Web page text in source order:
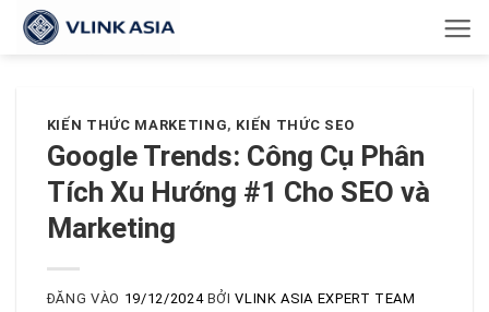
Bỏ
qua
KIẾN THỨC MARKETING, KIẾN THỨC SEO
Google Trends: Công Cụ Phân
Tích Xu Hướng #1 Cho SEO và
Marketing
ĐĂNG VÀO 19/12/2024 BỞIVLINK ASIA EXPERT TEAM